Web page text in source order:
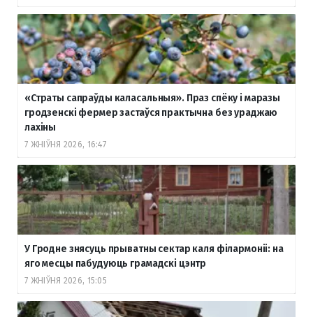
«Страты сапраўды каласальныя». Праз спёку і маразы
гродзенскі фермер застаўся практычна без ураджаю
лахіны
7 ЖНІЎНЯ 2026, 16:47
У Гродне знясуць прыватны сектар каля філармоніі: на
яго месцы пабудуюць грамадскі цэнтр
7 ЖНІЎНЯ 2026, 15:05